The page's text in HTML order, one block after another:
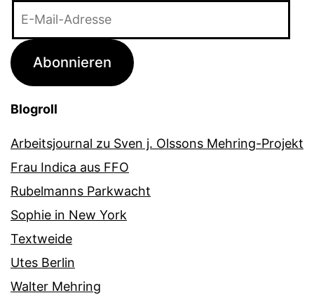
Adresse
Abonnieren
Blogroll
Arbeitsjournal zu Sven j. Olssons Mehring-Projekt
Frau Indica aus FFO
Rubelmanns Parkwacht
Sophie in New York
Textweide
Utes Berlin
Walter Mehring